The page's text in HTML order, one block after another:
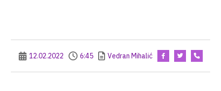
12.02.2022 6:45 Vedran Mihalić